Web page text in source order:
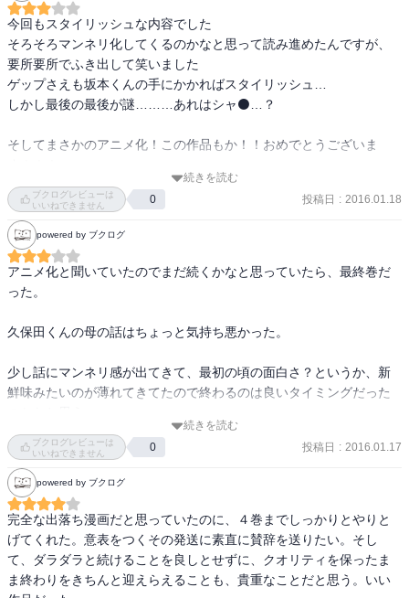
一年間の思い出話。
女子生徒との出会いに、友達の母親の…愛。
合コンに誘われたりと強引に持って行きます。
そして、1年が終わる時、坂本がいなくなる事実。
表情を表しにくい彼が最後に泣いたのかなぁ。
まぢで、笑うので、飲食禁止。歯ブラシもout！
今回もスタイリッシュな内容でした
そろそろマンネリ化してくるのかなと思って読み進めたんですが、
要所要所でふき出して笑いました
ゲップさえも坂本くんの手にかかればスタイリッシュ…
しかし最後の最後が謎………あれはシャ⚫…？
そしてまさかのアニメ化！この作品もか！！おめでとうございま
2016年の春アニメは、面白そうな作品が目白押しで楽しみです
続きを読む
ブクログレビューは
いいねできません
0 投稿日 : 2016.01.18
powered by ブクログ
アニメ化と聞いていたのでまだ続くかなと思っていたら、最終巻だ
った。
久保田くんの母の話はちょっと気持ち悪かった。
少し話にマンネリ感が出てきて、最初の頃の面白さ？というか、新
鮮味みたいのが薄れてきてたので終わるのは良いタイミングだった
続きを読む
ブクログレビューは
いいねできません
0 投稿日 : 2016.01.17
powered by ブクログ
完全な出落ち漫画だと思っていたのに、４巻までしっかりとやりと
げてくれた。意表をつくその発送に素直に賛辞を送りたい。そし
て、ダラダラと続けることを良しとせずに、クオリティを保ったま
ま終わりをきちんと迎えらえることも、貴重なことだと思う。いい